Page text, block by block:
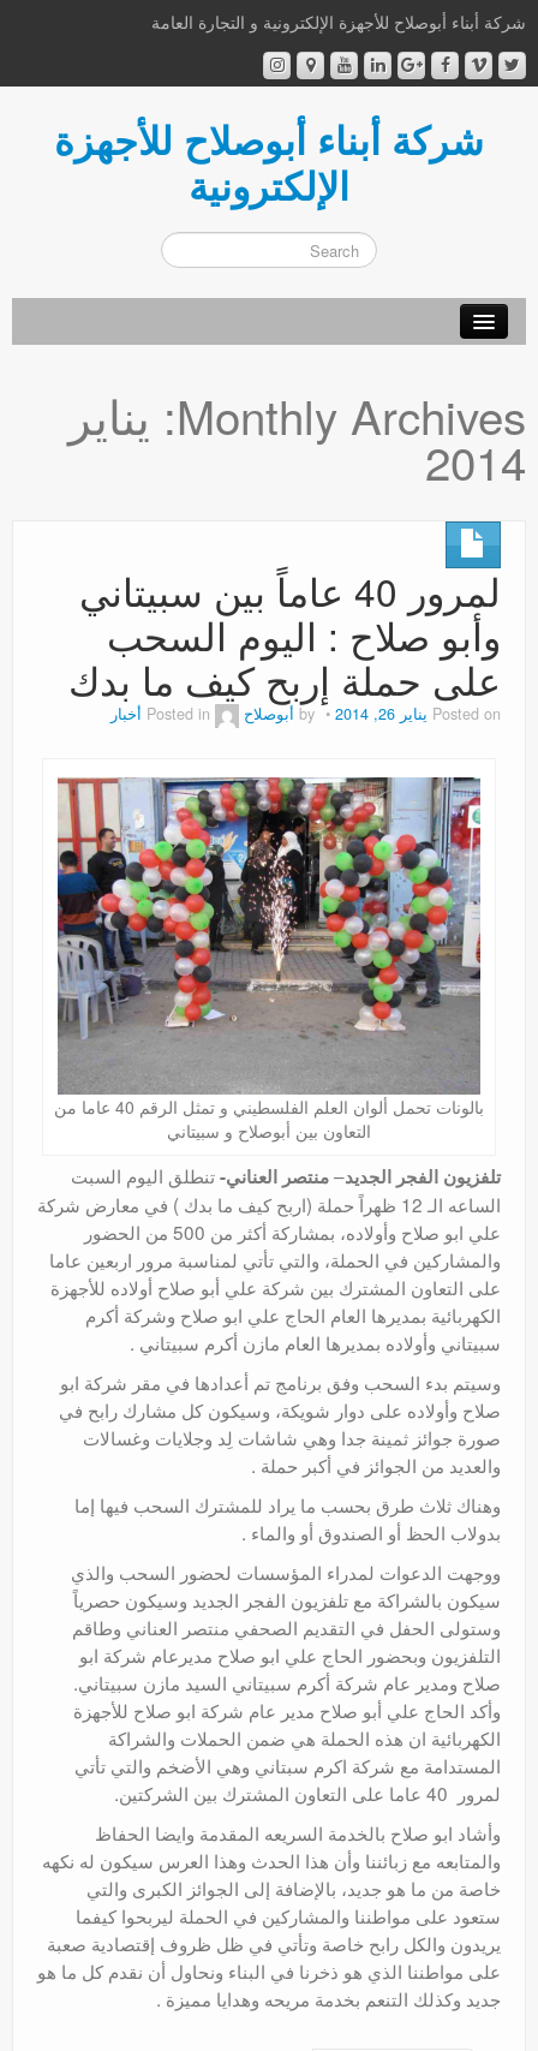
شركة أبناء أبوصلاح للأجهزة الإلكترونية و التجارة العامة
شركة أبناء أبوصلاح للأجهزة
الإلكترونية
من نحن
إتصل بنا
عروض
Monthly Archives: يناير
2014
لمرور 40 عاماً بين سبيتاني
وأبو صلاح : اليوم السحب
على حملة إربح كيف ما بدك
Posted on يناير 26, 2014 أبوصلاح Posted in أخبار
بالونات تحمل ألوان العلم الفلسطيني و تمثل الرقم 40 عاما من
التعاون بين أبوصلاح و سبيتاني
تلفزيون الفجر الجديد–منتصر العناني-تنطلق اليوم السبت
الساعه الـ 12 ظهراً حملة (اربح كيف ما بدك ) في معارض شركة
علي ابو صلاح وأولاده، بمشاركة أكثر من 500 من الحضور
والمشاركين في الحملة، والتي تأتي لمناسبة مرور اربعين عاما
على التعاون المشترك بين شركة علي أبو صلاح أولاده للأجهزة
الكهربائية بمديرها العام الحاج علي ابو صلاح وشركة أكرم
سبيتاني وأولاده بمديرها العام مازن أكرم سبيتاني .
وسيتم بدء السحب وفق برنامج تم أعدادها في مقر شركة ابو
صلاح وأولاده على دوار شويكة، وسيكون كل مشارك رابح في
صورة جوائز ثمينة جدا وهي شاشات لِد وجلايات وغسالات
والعديد من الجوائز في أكبر حملة .
وهناك ثلاث طرق بحسب ما يراد للمشترك السحب فيها إما
بدولاب الحظ أو الصندوق أو والماء .
ووجهت الدعوات لمدراء المؤسسات لحضور السحب والذي
سيكون بالشراكة مع تلفزيون الفجر الجديد وسيكون حصرياً
وستولى الحفل في التقديم الصحفي منتصر العناني وطاقم
التلفزيون وبحضور الحاج علي ابو صلاح مديرعام شركة ابو
صلاح ومدير عام شركة أكرم سبيتاني السيد مازن سبيتاني.
وأكد الحاج علي أبو صلاح مدير عام شركة ابو صلاح للأجهزة
الكهربائية ان هذه الحملة هي ضمن الحملات والشراكة
المستدامة مع شركة اكرم سبتاني وهي الأضخم والتي تأتي
لمرور 40 عاما على التعاون المشترك بين الشركتين.
وأشاد ابو صلاح بالخدمة السريعه المقدمة وايضا الحفاظ
والمتابعه مع زبائننا وأن هذا الحدث وهذا العرس سيكون له نكهه
خاصة من ما هو جديد، بالإضافة إلى الجوائز الكبرى والتي
ستعود على مواطننا والمشاركين في الحملة ليربحوا كيفما
يريدون والكل رابح خاصة وتأتي في ظل ظروف إقتصادية صعبة
على مواطننا الذي هو ذخرنا في البناء ونحاول أن نقدم كل ما هو
جديد وكذلك التنعم بخدمة مريحه وهدايا مميزة .